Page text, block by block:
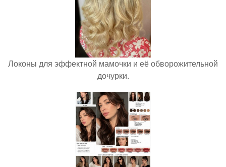
Локоны для эффектной мамочки и её обворожительной
дочурки.